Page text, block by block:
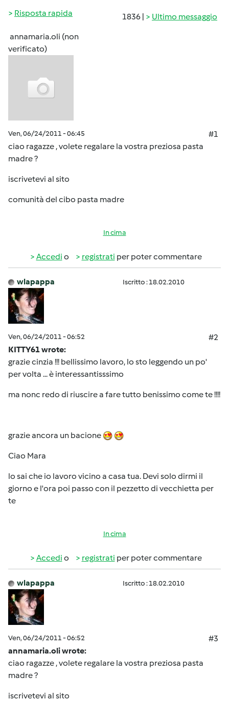
1836 | Ultimo messaggio
Risposta rapida
annamaria.oli (non
verificato)
Ven, 06/24/2011 - 06:45
#1
ciao ragazze , volete regalare la vostra preziosa pasta
madre ?
iscrivetevi al sito
comunità del cibo pasta madre
In cima
Accedi o registrati per poter commentare
wlapappa Iscritto : 18.02.2010
Ven, 06/24/2011 - 06:52
#2
KITTY61 wrote:
grazie cinzia !!! bellissimo lavoro, lo sto leggendo un po'
per volta ... è interessantisssimo
ma nonc redo di riuscire a fare tutto benissimo come te !!!!
grazie ancora un bacione
Ciao Mara
lo sai che io lavoro vicino a casa tua. Devi solo dirmi il
giorno e l'ora poi passo con il pezzetto di vecchietta per
te
In cima
Accedi o registrati per poter commentare
wlapappa Iscritto : 18.02.2010
Ven, 06/24/2011 - 06:52
#3
annamaria.oli wrote:
ciao ragazze , volete regalare la vostra preziosa pasta
madre ?
iscrivetevi al sito